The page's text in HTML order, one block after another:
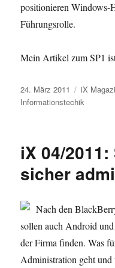
positionieren Windows-
Führungsrolle.
Mein Artikel zum SP1
Veröffentlicht
am
24. März 2011
iX
Informationstechik
iX 04/
sicher
Nach den
sollen auch Android
der Firma finden. Was
Administration geht und